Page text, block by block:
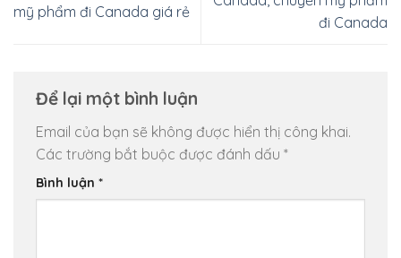
mỹ phẩm đi Canada giá rẻ
đi Canada
Để lại một bình luận
Email của bạn sẽ không được hiển thị công khai.
Các trường bắt buộc được đánh dấu *
Bình luận *